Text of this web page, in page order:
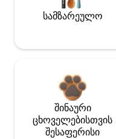
სამზარეულო
შინაური
ცხოველებისთვის
შესაფერისი